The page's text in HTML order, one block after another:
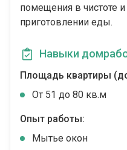
помещения в чистоте
приготовлении еды.
Навыки
Площадь квартиры
От 51 до 80 кв.м
Опыт работы:
Мытье окон